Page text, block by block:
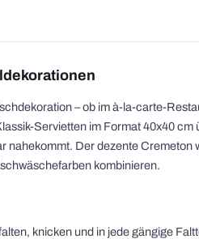
– ob im à-la-carte-
Servietten im Format 40x40 cm
nahekommt. Der dezente Cremeton
kombinieren.
knicken und in jede gängige